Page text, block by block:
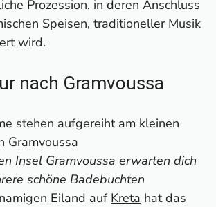
Prozession, in deren Anschluss
Speisen, traditioneller Musik
wird.
nach Gramvoussa
Insel Gramvoussa erwarten dich
schöne Badebuchten
Eiland auf Kreta hat das